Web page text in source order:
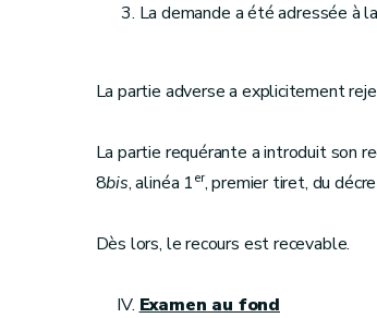
La demande a été adressée à
La partie adverse a explicitement
La partie requérante a introduit son
8bis, alinéa 1er, premier tiret, du
Dès lors, le recours est recevable.
Examen au fond